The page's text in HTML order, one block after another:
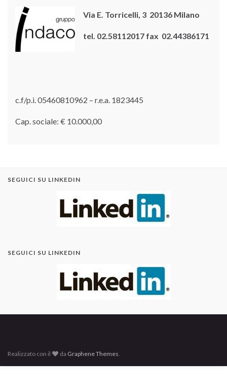
Via E. Torricelli, 3 20136 Milano
tel. 02.58112017 fax 02.44386171
c.f/p.i. 05460810962 – r.e.a. 1823445
Cap. sociale: € 10.000,00
SEGUICI SU LINKEDIN
SEGUICI SU LINKEDIN
Realizzato con il da Graphene Themes.